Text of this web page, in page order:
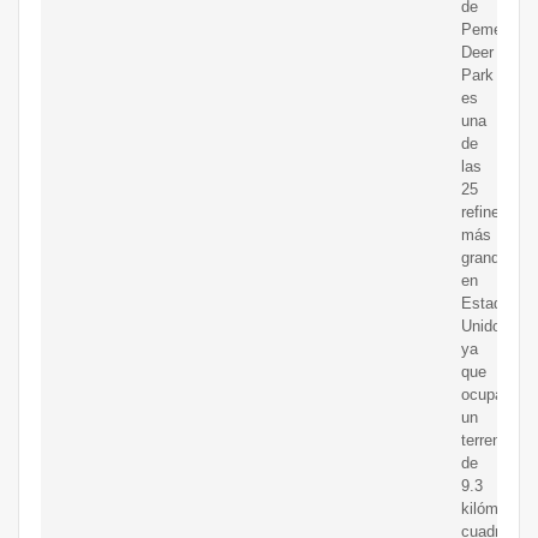
de
Pemex?
Deer
Park
es
una
de
las
25
refinerías
más
grandes
en
Estados
Unidos,
ya
que
ocupa
un
terreno
de
9.3
kilómetros
cuadrados.